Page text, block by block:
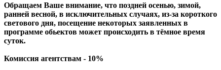
Обращаем Ваше внимание, что поздней осенью, зимой,
ранней весной, в исключительных случаях, из-за короткого
светового дня, посещение некоторых заявленных в
программе обьектов может происходить в тёмное время
суток.
Комиссия агентствам - 10%